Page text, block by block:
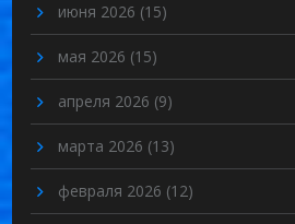
июня 2026 (15)
мая 2026 (15)
апреля 2026 (9)
марта 2026 (13)
февраля 2026 (12)